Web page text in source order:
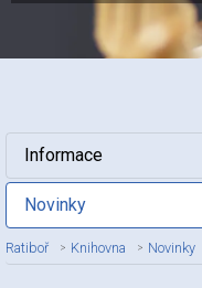
Informace
Novinky
Ratiboř Knihovna Novinky